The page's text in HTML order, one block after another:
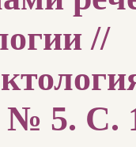
//
№ 5. С.